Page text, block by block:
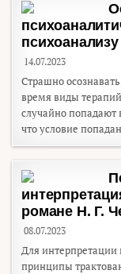
психоанализу
14.07.2023
Страшно
время виды
случайно попадают
что условие
романе Н. Г.
08.07.2023
Для
принципы